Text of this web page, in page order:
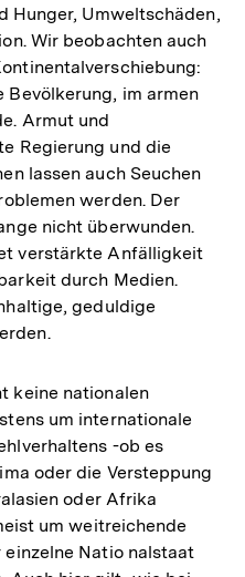
der
Fußnote
Hunger, Umweltschäden,
Wir beobachten auch
Bevölkerung, im armen
Armut und
Regierung und die
lassen auch Seuchen
werden. Der
nicht überwunden.
verstärkte Anfälligkeit
durch Medien.
geduldige
keine nationalen
um internationale
-ob es
oder die Versteppung
oder Afrika
um weitreichende
Natio­ nalstaatZum